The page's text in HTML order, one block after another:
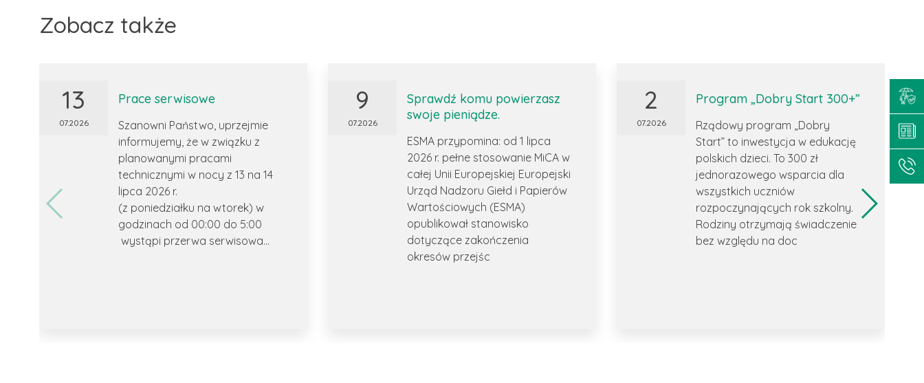
Zobacz także
13
07.2026
Prace serwisowe
Szanowni Państwo, uprzejmie
informujemy, że w związku z
planowanymi pracami
technicznymi w nocy z 13 na 14
lipca 2026 r.
(z poniedziałku na wtorek) w
godzinach od 00:00 do 5:00
wystąpi przerwa serwisowa...
9
07.2026
Sprawdź komu powierzasz
swoje pieniądze.
ESMA przypomina: od 1 lipca
2026 r. pełne stosowanie MiCA w
całej Unii Europejskiej Europejski
Urząd Nadzoru Giełd i Papierów
Wartościowych (ESMA)
opublikował stanowisko
dotyczące zakończenia
okresów przejśc
2
07.2026
Program „Dobry Start 300+”
Rządowy program „Dobry
Start” to inwestycja w edukację
polskich dzieci. To 300 zł
jednorazowego wsparcia dla
wszystkich uczniów
rozpoczynających rok szkolny.
Rodziny otrzymają świadczenie
bez względu na doc